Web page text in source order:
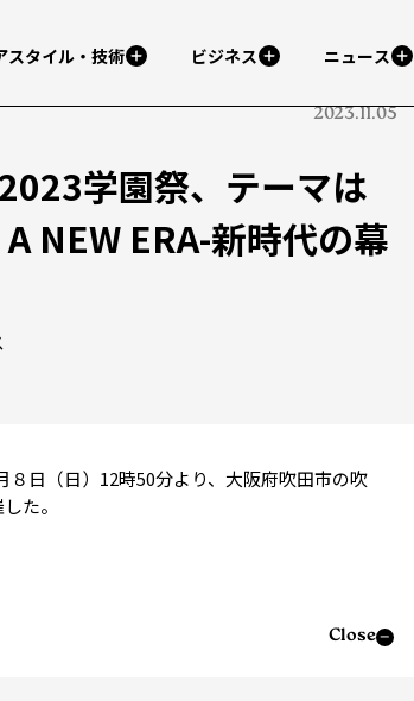
スタイル・技術 ビジネス ニュース
2023.11.05
学園祭、テーマは
NEW ERA-新時代の幕
日（日）12時50分より、大阪府吹田市の吹
た。
Close